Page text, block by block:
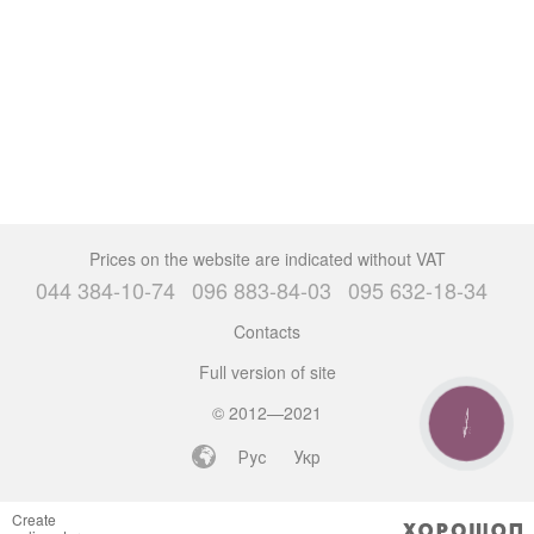
Prices on the website are indicated without VAT
044 384-10-74 096 883-84-03 095 632-18-34
Contacts
Full version of site
© 2012—2021
Рус
Укр
Create
CALL
BUTTON